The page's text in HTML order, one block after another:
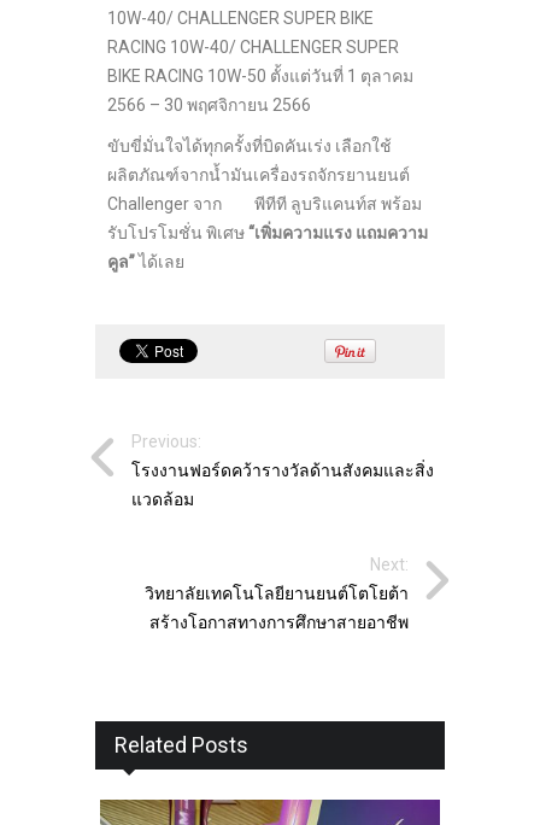
10W-40/ CHALLENGER SUPER BIKE
RACING 10W-40/ CHALLENGER SUPER
BIKE RACING 10W-50 ตั้งแต่วันที่ 1 ตุลาคม
2566 – 30 พฤศจิกายน 2566
ขับขี่มั่นใจได้ทุกครั้งที่บิดคันเร่ง เลือกใช้
ผลิตภัณฑ์จากน้ำมันเครื่องรถจักรยานยนต์
Challenger จาก พีทีที ลูบริแคนท์ส พร้อม
รับโปรโมชั่น พิเศษ“เพิ่มความแรง แถมความ
คูล”ได้เลย
Previous:
โรงงานฟอร์ดคว้ารางวัลด้านสังคมและสิ่ง
แวดล้อม
Next:
วิทยาลัยเทคโนโลยียานยนต์โตโยต้า
สร้างโอกาสทางการศึกษาสายอาชีพ
Related Posts